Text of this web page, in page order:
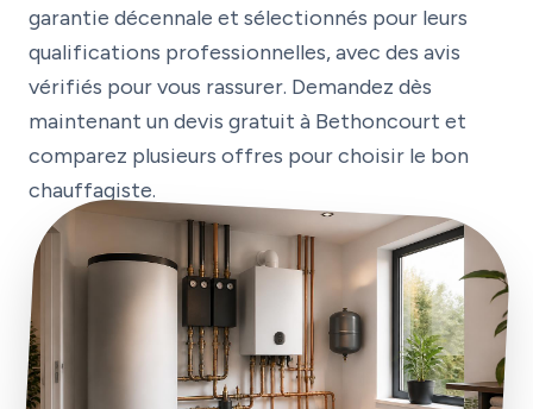
garantie décennale et sélectionnés pour leurs
qualifications professionnelles, avec des avis
vérifiés pour vous rassurer. Demandez dès
maintenant un devis gratuit à Bethoncourt et
comparez plusieurs offres pour choisir le bon
chauffagiste.